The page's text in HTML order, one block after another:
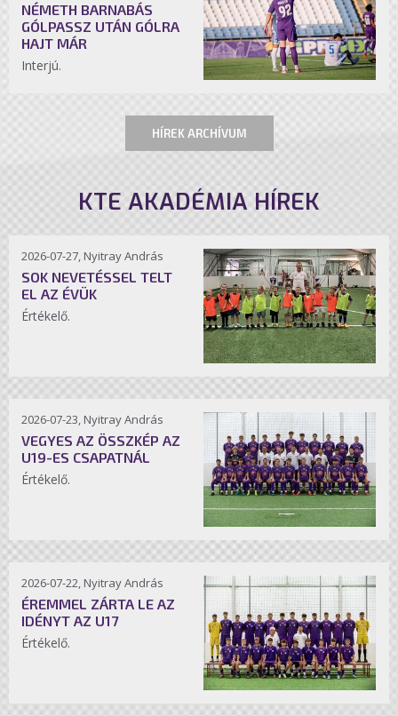
NÉMETH BARNABÁS
GÓLPASSZ UTÁN GÓLRA
HAJT MÁR
Interjú.
HÍREK ARCHÍVUM
KTE AKADÉMIA HÍREK
2026-07-27, Nyitray András
SOK NEVETÉSSEL TELT
EL AZ ÉVÜK
Értékelő.
2026-07-23, Nyitray András
VEGYES AZ ÖSSZKÉP AZ
U19-ES CSAPATNÁL
Értékelő.
2026-07-22, Nyitray András
ÉREMMEL ZÁRTA LE AZ
IDÉNYT AZ U17
Értékelő.